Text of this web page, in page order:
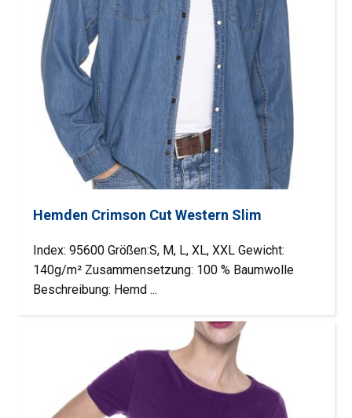
Hemden Crimson Cut Western Slim
Index: 95600 Größen:S, M, L, XL, XXL Gewicht:
140g/m² Zusammensetzung: 100 % Baumwolle
Beschreibung: Hemd ...